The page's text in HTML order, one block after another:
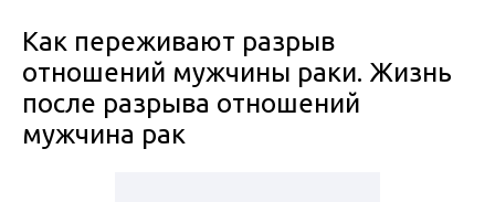
Как переживают разрыв
отношений мужчины раки. Жизнь
после разрыва отношений
мужчина рак